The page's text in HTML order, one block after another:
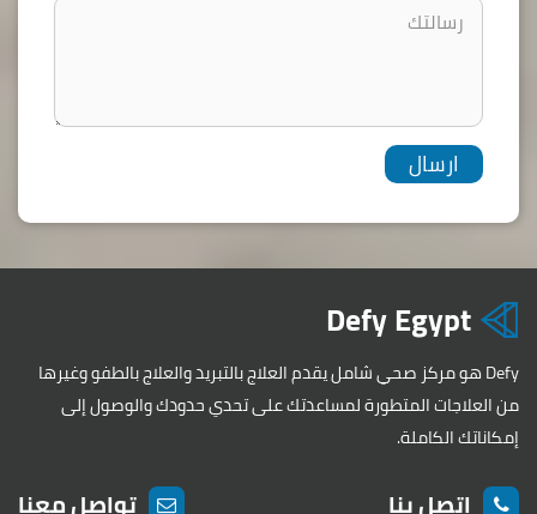
Defy Egypt
Defy هو مركز صحي شامل يقدم العلاج بالتبريد والعلاج بالطفو وغيرها
من العلاجات المتطورة لمساعدتك على تحدي حدودك والوصول إلى
إمكاناتك الكاملة.
اتصل بنا تواصل معنا